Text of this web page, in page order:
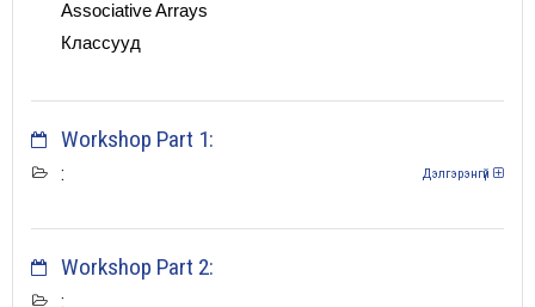
Associative Arrays
Классууд
Workshop Part 1:
: Дэлгэрэнгүй
Workshop Part 2:
: